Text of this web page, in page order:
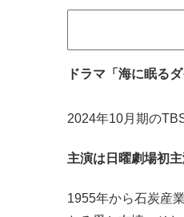
ドラマ「海に眠る
2024年10月期の
主演は日曜劇場初
1955年から石炭産